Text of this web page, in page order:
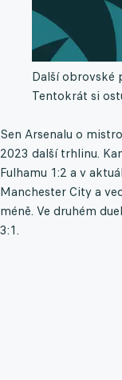
Další obrovské
Tentokrát si
Sen Arsenalu o
2023 další trhlinu.
Fulhamu 1:2 a v
Manchester City a
méně. Ve druhém
3:1.